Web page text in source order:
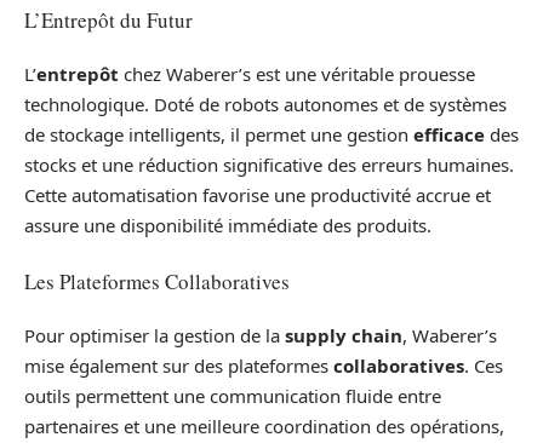
L’Entrepôt du Futur
L’entrepôt chez Waberer’s est une véritable prouesse
technologique. Doté de robots autonomes et de systèmes
de stockage intelligents, il permet une gestion efficace des
stocks et une réduction significative des erreurs humaines.
Cette automatisation favorise une productivité accrue et
assure une disponibilité immédiate des produits.
Les Plateformes Collaboratives
Pour optimiser la gestion de la supply chain, Waberer’s
mise également sur des plateformes collaboratives. Ces
outils permettent une communication fluide entre
partenaires et une meilleure coordination des opérations,